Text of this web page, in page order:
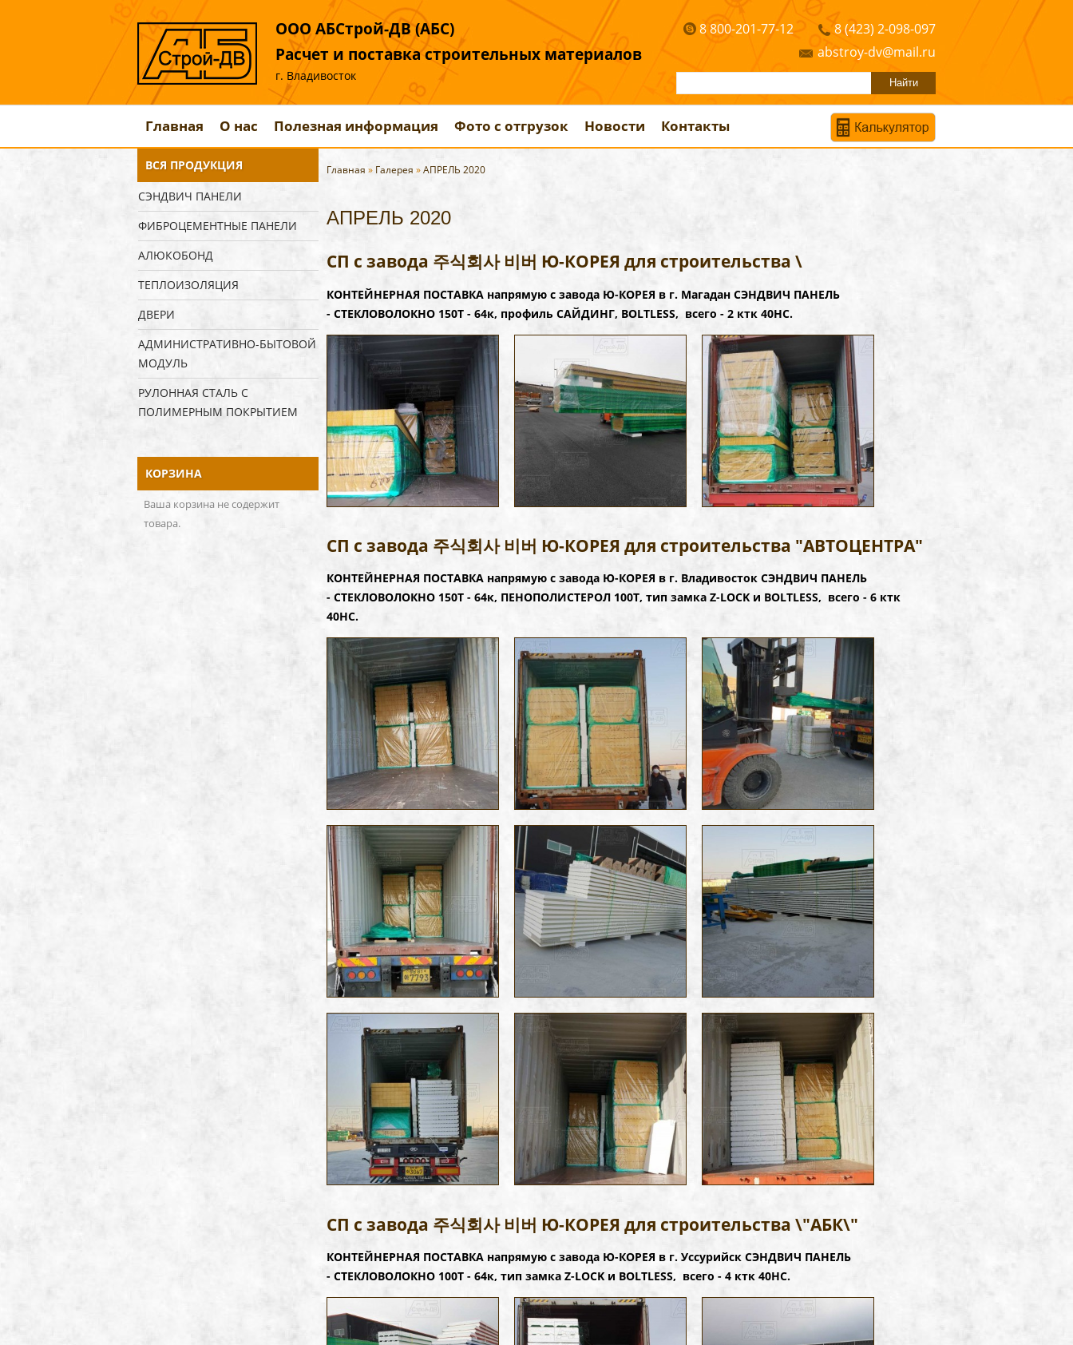
ООО АБСтрой-ДВ (АБС)
Расчет и поставка строительных материалов
8 (423) 2-098-097
8 800-201-77-12
abstroy-dv@mail.ru
г. Владивосток
Главная О нас Полезная информация Фото с отгрузок Новости Контакты
ВСЯ ПРОДУКЦИЯ
СЭНДВИЧ ПАНЕЛИ
ФИБРОЦЕМЕНТНЫЕ ПАНЕЛИ
АЛЮКОБОНД
ТЕПЛОИЗОЛЯЦИЯ
ДВЕРИ
АДМИНИСТРАТИВНО-БЫТОВОЙ
МОДУЛЬ
РУЛОННАЯ СТАЛЬ С
ПОЛИМЕРНЫМ ПОКРЫТИЕМ
КОРЗИНА
Ваша корзина не содержит
товара.
Главная » Галерея »АПРЕЛЬ 2020
АПРЕЛЬ 2020
СП с завода 주식회사 비버 Ю-КОРЕЯ для строительства \
КОНТЕЙНЕРНАЯ ПОСТАВКА напрямую с завода Ю-КОРЕЯ в г. Магадан СЭНДВИЧ ПАНЕЛЬ
- СТЕКЛОВОЛОКНО 150Т - 64к, профиль САЙДИНГ, BOLTLESS, всего - 2 ктк 40НС.
СП с завода 주식회사 비버 Ю-КОРЕЯ для строительства "АВТОЦЕНТРА"
КОНТЕЙНЕРНАЯ ПОСТАВКА напрямую с завода Ю-КОРЕЯ в г. Владивосток СЭНДВИЧ ПАНЕЛЬ
- СТЕКЛОВОЛОКНО 150Т - 64к, ПЕНОПОЛИСТЕРОЛ 100Т, тип замка Z-LOCK и BOLTLESS, всего - 6 ктк
40НС.
СП с завода 주식회사 비버 Ю-КОРЕЯ для строительства \"АБК\"
КОНТЕЙНЕРНАЯ ПОСТАВКА напрямую с завода Ю-КОРЕЯ в г. Уссурийск СЭНДВИЧ ПАНЕЛЬ
- СТЕКЛОВОЛОКНО 100Т - 64к, тип замка Z-LOCK и BOLTLESS, всего - 4 ктк 40НС.